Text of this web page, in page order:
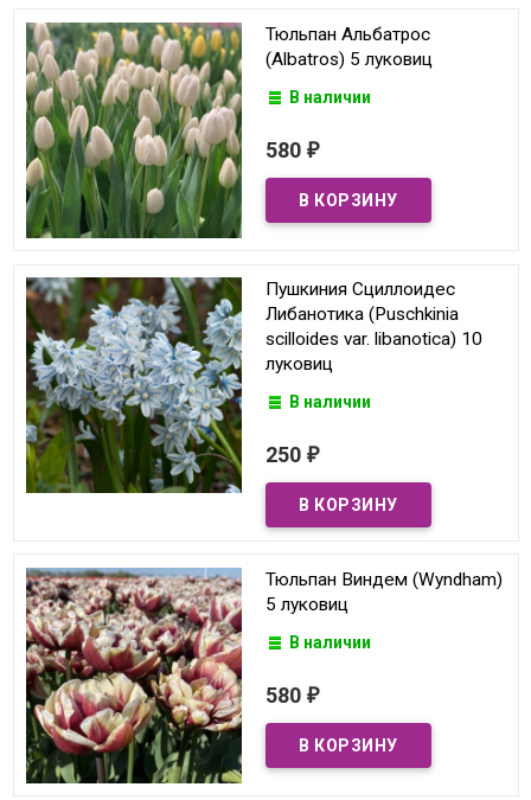
Тюльпан Альбатрос
(Albatros) 5 луковиц
В наличии
580 ₽
Пушкиния Сциллоидес
Либанотика (Puschkinia
scilloides var. libanotica) 10
луковиц
В наличии
250 ₽
Тюльпан Виндем (Wyndham)
5 луковиц
В наличии
580 ₽